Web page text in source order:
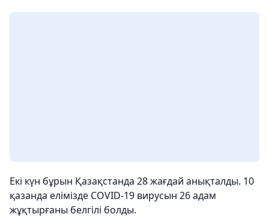
Екі күн бұрын Қазақстанда 28 жағдай анықталды. 10
қазанда елімізде COVID-19 вирусын 26 ​​адам
жұқтырғаны белгілі болды.